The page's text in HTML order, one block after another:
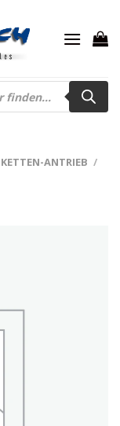
KETTEN-ANTRIEB /